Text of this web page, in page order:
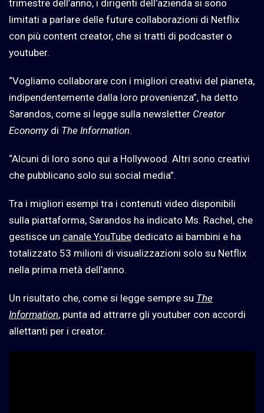
trimestre dell’anno, i dirigenti dell’azienda si sono
limitati a parlare delle future collaborazioni di Netflix
con più content creator, che si tratti di podcaster o
youtuber.
“Vogliamo collaborare con i migliori creativi del pianeta,
indipendentemente dalla loro provenienza”, ha detto
Sarandos, come si legge sulla newsletter Creator
Economydi The Information.
“Alcuni di loro sono qui a Hollywood. Altri sono creativi
che pubblicano solo sui social media”.
Tra i migliori esempi tra i contenuti video disponibili
sulla piattaforma, Sarandos ha indicato Ms. Rachel, che
gestisce un canale YouTube dedicato ai bambini e ha
totalizzato 53 milioni di visualizzazioni solo su Netflix
nella prima metà dell’anno.
Un risultato che, come si legge sempre su The
Information, punta ad attrarre gli youtuber con accordi
allettanti per i creator.